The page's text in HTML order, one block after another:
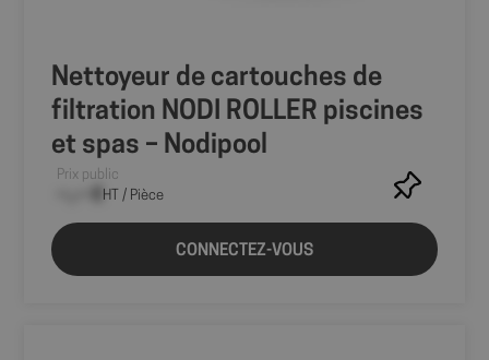
Nettoyeur de cartouches de
filtration NODI ROLLER piscines
et spas – Nodipool
Prix public
HT / Pièce
CONNECTEZ-VOUS